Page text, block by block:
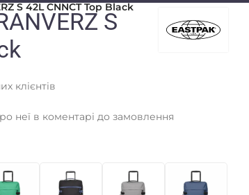
S 42L CNNCT Top Black
S
клієнтів
неї в коментарі до замовлення